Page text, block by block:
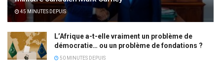
45 MINUTES DEPUIS
L’Afrique a-t-elle vraiment un problème de
démocratie… ou un problème de fondations ?
50 MINUTES DEPUIS